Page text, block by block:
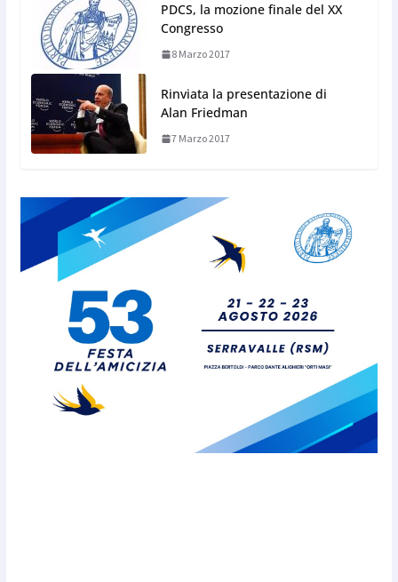
PDCS, la mozione finale del XX
Congresso
8 Marzo 2017
Rinviata la presentazione di
Alan Friedman
7 Marzo 2017